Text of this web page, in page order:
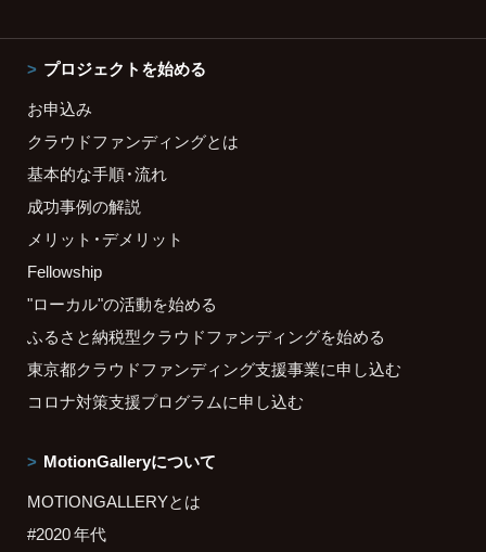
プロジェクトを始める
お申込み
クラウドファンディングとは
基本的な手順・流れ
成功事例の解説
メリット・デメリット
Fellowship
"ローカル"の活動を始める
ふるさと納税型クラウドファンディングを始める
東京都クラウドファンディング支援事業に申し込む
コロナ対策支援プログラムに申し込む
MotionGalleryについて
MOTIONGALLERYとは
#2020 年代